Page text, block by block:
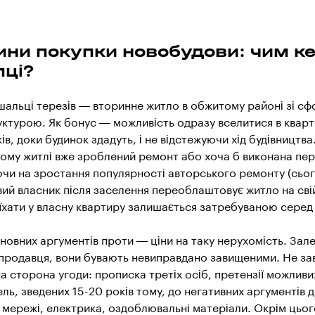
покупки новобудови: чим
терезів — вторинне житло в обжитому районі зі
Як бонус — можливість одразу вселитися в
доки будинок здадуть, і не відстежуючи хід
житлі вже зроблений ремонт або хоча б виконана
на зростання популярності авторського ремонту
власник після заселення переоблаштовує житло на
у власну квартиру залишається затребуваною серед
аргументів проти — ціни на таку нерухомість.
продавця, вони бувають невиправдано завищеними. Не
сторона угоди: прописка третіх осіб, претензії
зведених 15-20 років тому, до негативних аргументів
мережі, електрика, оздоблювальні матеріали. Окрім